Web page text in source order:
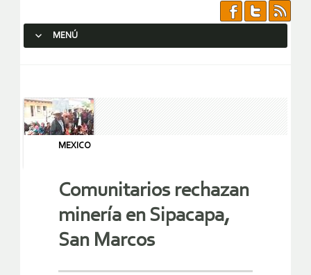
MENÚ
MEXICO
Comunitarios rechazan
minería en Sipacapa,
San Marcos